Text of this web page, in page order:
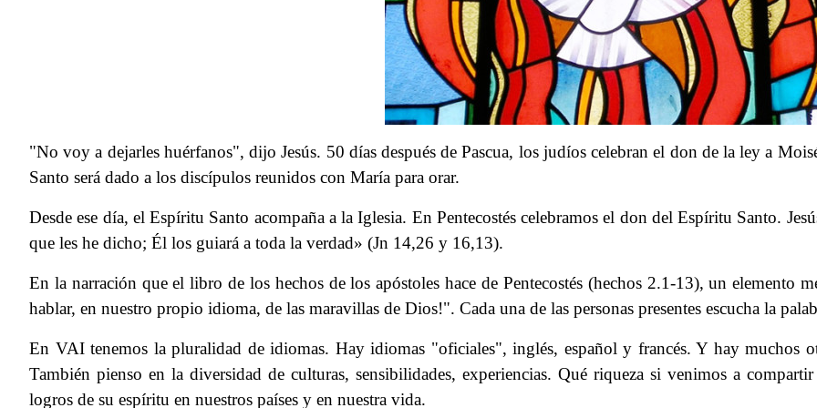
"No voy a dejarles huérfanos", dijo Jesús. 50 días después de Pascua, los judíos celebran el don de la ley a
Santo será dado a los discípulos reunidos con María para orar.
Desde ese día, el Espíritu Santo acompaña a la Iglesia. En Pentecostés celebramos el don del Espíritu Santo.
que les he dicho; Él los guiará a toda la verdad» (Jn 14,26 y 16,13).
En la narración que el libro de los hechos de los apóstoles hace de Pentecostés (hechos 2.1-13), un elemento
hablar, en nuestro propio idioma, de las maravillas de Dios!". Cada una de las personas presentes escucha la
En VAI tenemos la pluralidad de idiomas. Hay idiomas "oficiales", inglés, español y francés. Y hay muchos
También pienso en la diversidad de culturas, sensibilidades, experiencias. Qué riqueza si venimos a
logros de su espíritu en nuestros países y en nuestra vida.